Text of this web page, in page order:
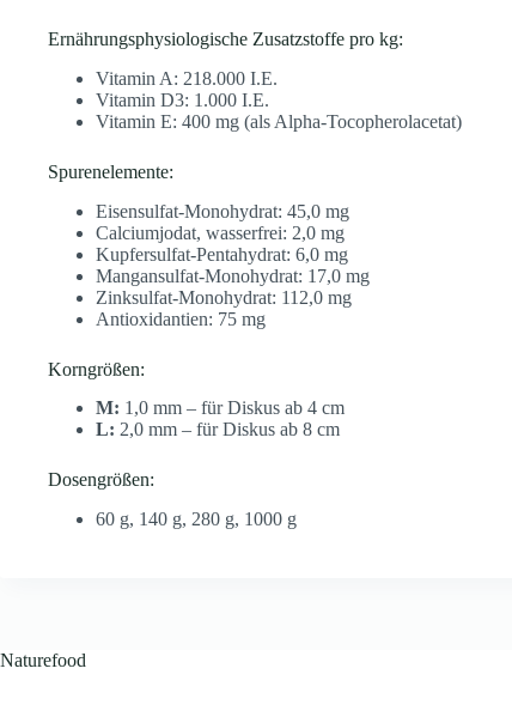
Ernährungsphysiologische Zusatzstoffe pro kg:
Vitamin A: 218.000 I.E.
Vitamin D3: 1.000 I.E.
Vitamin E: 400 mg (als Alpha-Tocopherolacetat)
Spurenelemente:
Eisensulfat-Monohydrat: 45,0 mg
Calciumjodat, wasserfrei: 2,0 mg
Kupfersulfat-Pentahydrat: 6,0 mg
Mangansulfat-Monohydrat: 17,0 mg
Zinksulfat-Monohydrat: 112,0 mg
Antioxidantien: 75 mg
Korngrößen:
M: 1,0 mm – für Diskus ab 4 cm
L: 2,0 mm – für Diskus ab 8 cm
Dosengrößen:
60 g, 140 g, 280 g, 1000 g
Naturefood